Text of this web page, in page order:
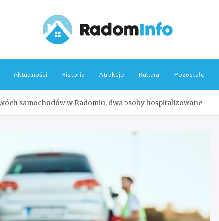
Aktualności Historia Atrakcje Kultura Pozostałe
samochodów w Radomiu, dwa osoby hospitalizowane